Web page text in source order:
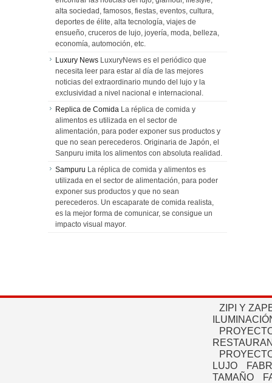
alta sociedad, famosos, fiestas, eventos, cultura,
deportes de élite, alta tecnología, viajes de
ensueño, cruceros de lujo, joyería, moda, belleza,
economía, automoción, etc.
Luxury News LuxuryNews es el periódico que
necesita leer para estar al día de las mejores
noticias del extraordinario mundo del lujo y la
exclusividad a nivel nacional e internacional.
Replica de Comida La réplica de comida y
alimentos es utilizada en el sector de
alimentación, para poder exponer sus productos y
que no sean perecederos. Originaria de Japón, el
Sanpuru imita los alimentos con absoluta realidad.
Sampuru La réplica de comida y alimentos es
utilizada en el sector de alimentación, para poder
exponer sus productos y que no sean
perecederos. Un escaparate de comida realista,
es la mejor forma de comunicar, se consigue un
impacto visual mayor.
ZIPI Y
LUJO
TAMAÑO